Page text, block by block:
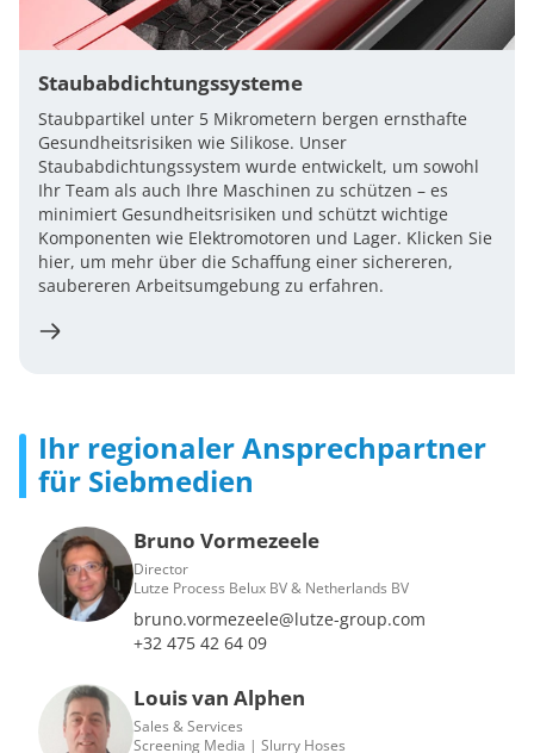
Staubabdichtungssysteme
Staubpartikel unter 5 Mikrometern bergen ernsthafte
Gesundheitsrisiken wie Silikose. Unser
Staubabdichtungssystem wurde entwickelt, um sowohl
Ihr Team als auch Ihre Maschinen zu schützen – es
minimiert Gesundheitsrisiken und schützt wichtige
Komponenten wie Elektromotoren und Lager. Klicken Sie
hier, um mehr über die Schaffung einer sichereren,
saubereren Arbeitsumgebung zu erfahren.
Ihr regionaler Ansprechpartner
für Siebmedien
Bruno Vormezeele
Director
Lutze Process Belux BV & Netherlands BV
bruno.vormezeele@lutze-group.com
+32 475 42 64 09
Louis van Alphen
Sales & Services
Screening Media | Slurry Hoses